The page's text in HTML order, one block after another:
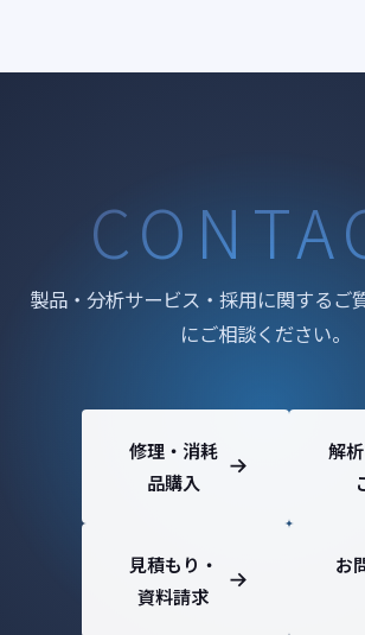
製品・分析サービス・採用に関するご
にご相談ください。
修理・消耗
品購入
解
見積もり・
資料請求
お